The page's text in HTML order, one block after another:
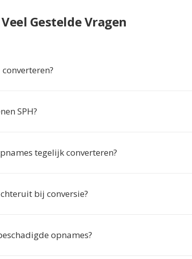
Veel Gestelde Vragen
SPH?
tegelijk converteren?
bij conversie?
opnames?